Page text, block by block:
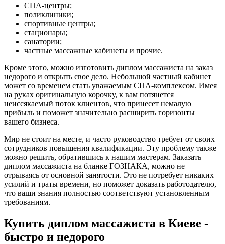
СПА-центры;
поликлиники;
спортивные центры;
стационары;
санатории;
частные массажные кабинеты и прочие.
Кроме этого, можно изготовить диплом массажиста на заказ
недорого и открыть свое дело. Небольшой частный кабинет
может со временем стать уважаемым СПА-комплексом. Имея
на руках оригинальную корочку, к вам потянется
неиссякаемый поток клиентов, что принесет немалую
прибыль и поможет значительно расширить горизонты
вашего бизнеса.
Мир не стоит на месте, и часто руководство требует от своих
сотрудников повышения квалификации. Эту проблему также
можно решить, обратившись к нашим мастерам. Заказать
диплом массажиста на бланке ГОЗНАКА, можно не
отрываясь от основной занятости. Это не потребует никаких
усилий и траты времени, но поможет доказать работодателю,
что ваши знания полностью соответствуют установленным
требованиям.
Купить диплом массажиста в Киеве -
быстро и недорого